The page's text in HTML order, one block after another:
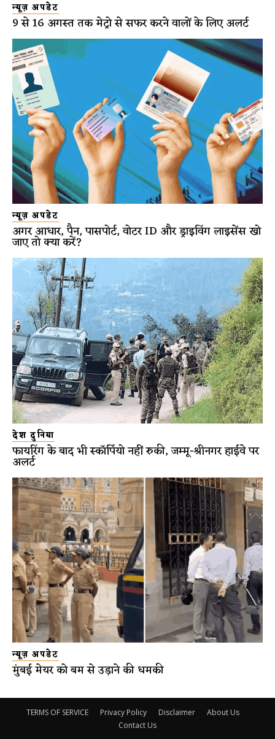
न्यूज़ अपडेट
9 से 16 अगस्त तक मेट्रो से सफर करने वालों के लिए अलर्ट
न्यूज़ अपडेट
अगर आधार, पैन, पासपोर्ट, वोटर ID और ड्राइविंग लाइसेंस खो
जाए तो क्या करें?
देश दुनिया
फायरिंग के बाद भी स्कॉर्पियो नहीं रुकी, जम्मू-श्रीनगर हाईवे पर
अलर्ट
न्यूज़ अपडेट
मुंबई मेयर को बम से उड़ाने की धमकी
TERMS OF SERVICE Privacy Policy Disclaimer
About Us
Contact Us